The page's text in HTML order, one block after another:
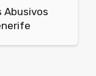
Abusivos